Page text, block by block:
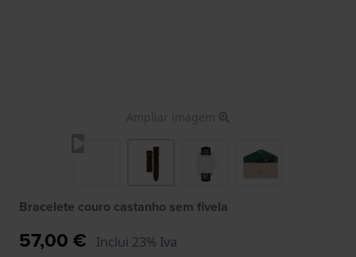
Ampliar imagem
Bracelete couro castanho sem fivela
57,00 € Inclui 23% Iva